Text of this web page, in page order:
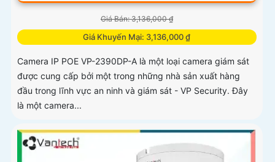
Giá Bán: 3,136,000 ₫
Giá Khuyến Mại: 3,136,000 ₫
Camera IP POE VP-2390DP-A là một loại camera giám sát
được cung cấp bởi một trong những nhà sản xuất hàng
đầu trong lĩnh vực an ninh và giám sát - VP Security. Đây
là một camera...